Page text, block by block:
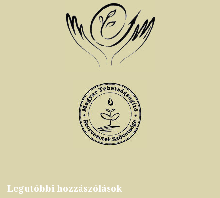
Legutóbbi hozzászólások